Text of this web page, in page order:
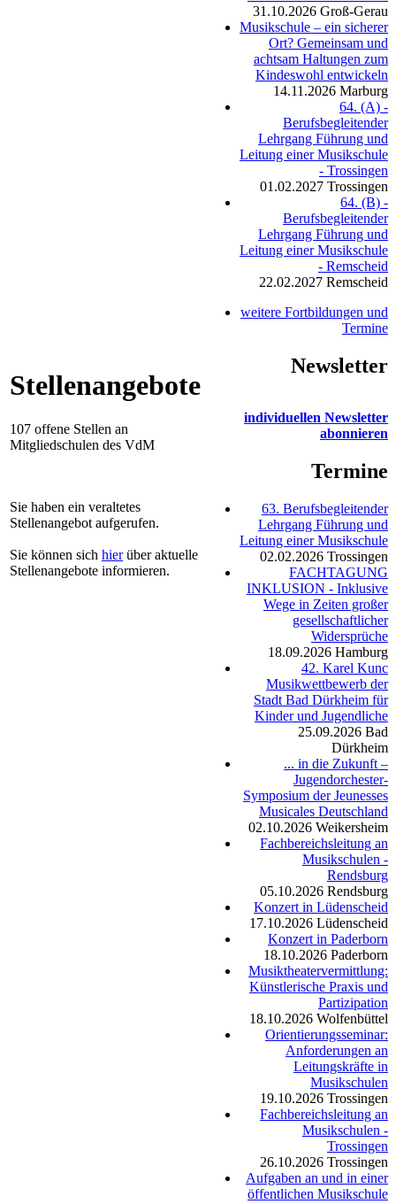
Stellenangebote
107 offene Stellen an
Mitgliedschulen des VdM
Sie haben ein veraltetes
Stellenangebot aufgerufen.
Sie können sich hierüber aktuelle
Stellenangebote informieren.
31.10.2026 Groß-Gerau
Musikschule – ein sicherer
Ort? Gemeinsam und
achtsam Haltungen zum
Kindeswohl entwickeln
14.11.2026 Marburg
64. (A) -
Berufsbegleitender
Lehrgang Führung und
Leitung einer Musikschule
- Trossingen
01.02.2027 Trossingen
64. (B) -
Berufsbegleitender
Lehrgang Führung und
Leitung einer Musikschule
- Remscheid
22.02.2027 Remscheid
weitere Fortbildungen und
Termine
Newsletter
individuellen Newsletter
abonnieren
Termine
63. Berufsbegleitender
Lehrgang Führung und
Leitung einer Musikschule
02.02.2026 Trossingen
FACHTAGUNG
INKLUSION - Inklusive
Wege in Zeiten großer
gesellschaftlicher
Widersprüche
18.09.2026 Hamburg
42. Karel Kunc
Musikwettbewerb der
Stadt Bad Dürkheim für
Kinder und Jugendliche
25.09.2026 Bad
Dürkheim
... in die Zukunft –
Jugendorchester-
Symposium der Jeunesses
Musicales Deutschland
02.10.2026 Weikersheim
Fachbereichsleitung an
Musikschulen -
Rendsburg
05.10.2026 Rendsburg
Konzert in Lüdenscheid
17.10.2026 Lüdenscheid
Konzert in Paderborn
18.10.2026 Paderborn
Musiktheatervermittlung:
Künstlerische Praxis und
Partizipation
18.10.2026 Wolfenbüttel
Orientierungsseminar:
Anforderungen an
Leitungskräfte in
Musikschulen
19.10.2026 Trossingen
Fachbereichsleitung an
Musikschulen -
Trossingen
26.10.2026 Trossingen
Aufgaben an und in einer
öffentlichen Musikschule